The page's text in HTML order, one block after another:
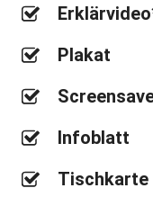
Plakat
Infoblatt
Tischkarte